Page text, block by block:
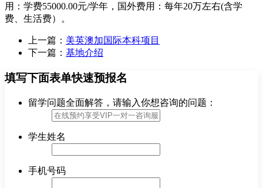
用：学费55000.00元/学年，国外费用：每年20万左右(含学
费、生活费）。
上一篇： 美英澳加国际本科项目
下一篇： 基地介绍
填写下面表单快速预报名
留学问题全面解答，请输入你想咨询的问题：
学生姓名
手机号码